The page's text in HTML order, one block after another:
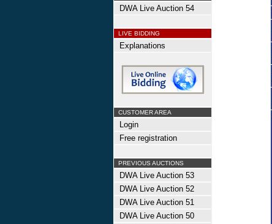
DWA Live Auction 54
LIVE BIDDING
Explanations
CUSTOMER AREA
Login
Free registration
PREVIOUS AUCTIONS
DWA Live Auction 53
DWA Live Auction 52
DWA Live Auction 51
DWA Live Auction 50